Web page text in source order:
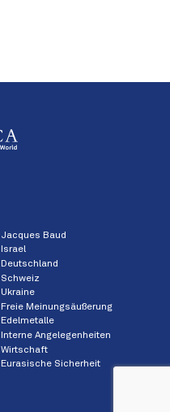
Jacques Baud
Israel
Deutschland
Schweiz
Ukraine
Freie Meinungsäußerung
Edelmetalle
Interne Angelegenheiten
Wirtschaft
Eurasische Sicherheit